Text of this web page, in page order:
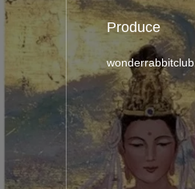
Produce
wonderrabbitclub